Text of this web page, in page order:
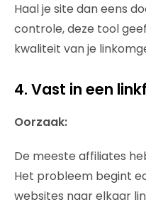
Haal je site dan eens
controle, deze tool
kwaliteit van je
4. Vast in een
Oorzaak:
De meeste affiliates
Het probleem begint
websites naar elkaar